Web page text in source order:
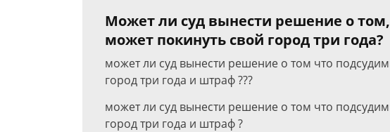
Может ли суд вынести решение о
может покинуть свой город три года?
может ли суд вынести решение о том что
город три года и штраф ???
может ли суд вынести решение о том что
город три года и штраф ?